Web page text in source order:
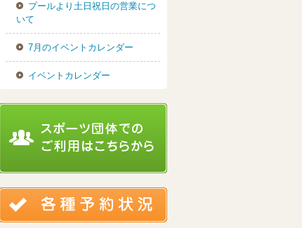
プールより土日祝日の営業につ
いて
7月のイベントカレンダー
イベントカレンダー